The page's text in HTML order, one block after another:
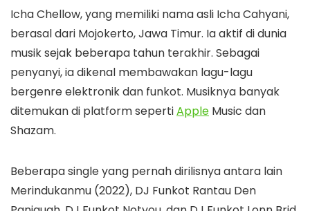
Icha Chellow, yang memiliki nama asli Icha Cahyani,
berasal dari Mojokerto, Jawa Timur. Ia aktif di dunia
musik sejak beberapa tahun terakhir. Sebagai
penyanyi, ia dikenal membawakan lagu-lagu
bergenre elektronik dan funkot. Musiknya banyak
ditemukan di platform sepertiApple Music dan
Shazam.
Beberapa single yang pernah dirilisnya antara lain
Merindukanmu (2022), DJ Funkot Rantau Den